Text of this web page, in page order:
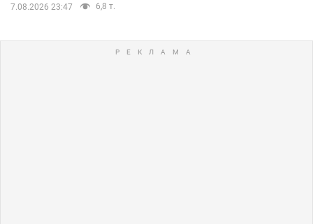
7.08.2026 23:47 6,8 т.